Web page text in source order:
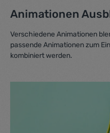
Animationen
Verschiedene Animationen
passende Animationen zum
kombiniert werden.